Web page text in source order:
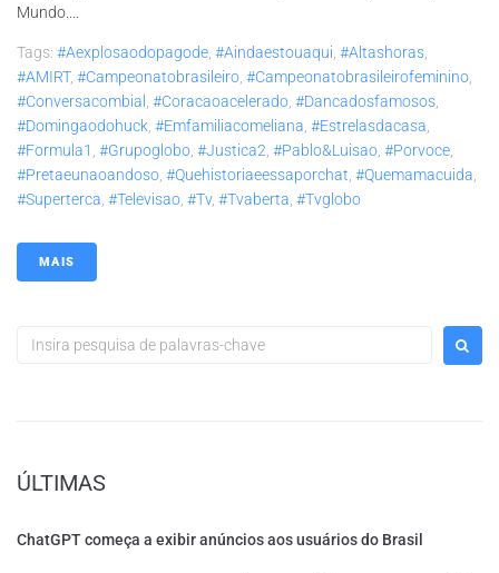
Mundo....
Tags: #aexplosaodopagode #aindaestouaqui #altashoras
#AMIRT, #campeonatobrasileiro #campeonatobrasileirofeminino
#conversacombial #coracaoacelerado #dancadosfamosos
#domingaodohuck #emfamiliacomeliana #estrelasdacasa
#formula1 #grupoglobo #justica2 #pablo&luisao #porvoce
#pretaeunaoandoso #quehistoriaeessaporchat #quemamacuida
#superterca #televisao #tv, #tvaberta #tvglobo
MAIS
ÚLTIMAS
ChatGPT começa a exibir anúncios aos usuários do Brasil